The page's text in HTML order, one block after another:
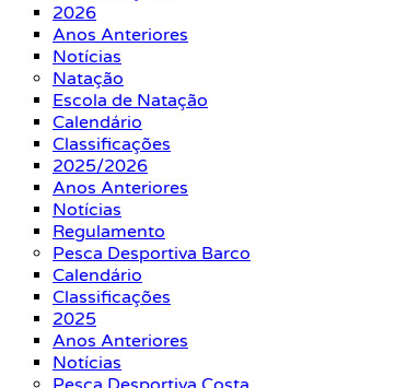
2026
Anos Anteriores
Notícias
Natação
Escola de Natação
Calendário
Classificações
2025/2026
Anos Anteriores
Notícias
Regulamento
Pesca Desportiva Barco
Calendário
Classificações
2025
Anos Anteriores
Notícias